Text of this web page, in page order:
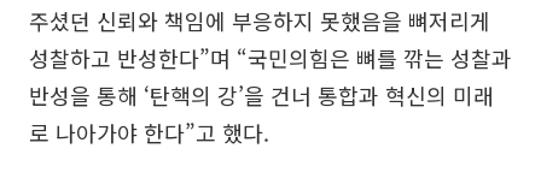
주셨던 신뢰와 책임에 부응하지 못했음을 뼈저리게
성찰하고 반성한다”며 “국민의힘은 뼈를 깎는 성찰과
반성을 통해 ‘탄핵의 강’을 건너 통합과 혁신의 미래
로 나아가야 한다”고 했다.